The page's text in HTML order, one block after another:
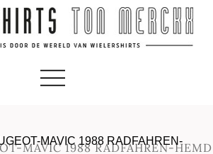
MAVIC 1988 RADFAHREN-HEMD
MAVIC 1988 RADFAHREN-